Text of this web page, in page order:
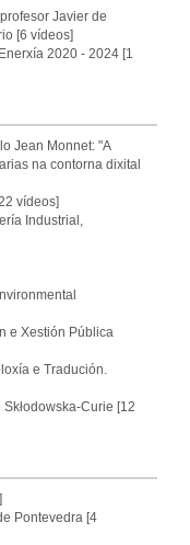
Javier de
[6 vídeos]
2020 - 2024 [1
Jean Monnet: "A
na contorna dixital
vídeos]
Industrial,
e Xestión Pública
e Tradución.
Curie [12
Pontevedra [4